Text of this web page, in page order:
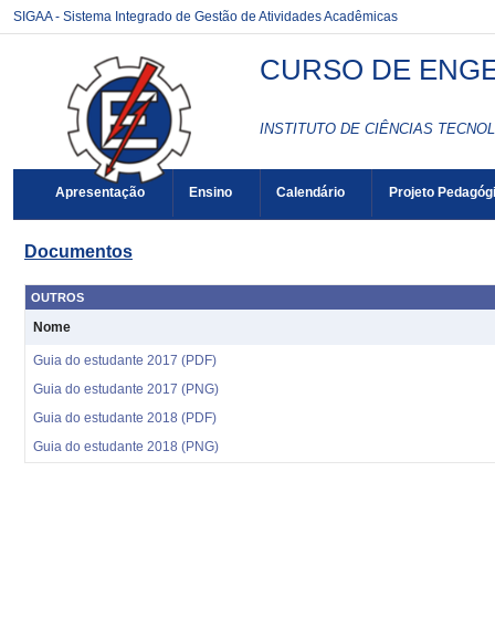
SIGAA - Sistema Integrado de Gestão de Atividades Acadêmicas
CURSO DE
INSTITUTO DE CIÊNCIAS
Apresentação Ensino Calendário Projeto
Documentos
OUTROS
Nome
Guia do estudante 2017 (PDF)
Guia do estudante 2017 (PNG)
Guia do estudante 2018 (PDF)
Guia do estudante 2018 (PNG)